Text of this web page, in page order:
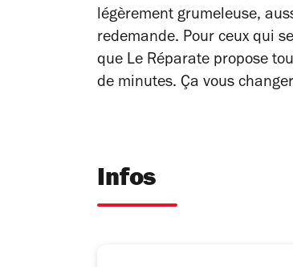
légèrement grumeleuse,
redemande. Pour ceux qui
que Le Réparate propose
de minutes. Ça vous
Infos